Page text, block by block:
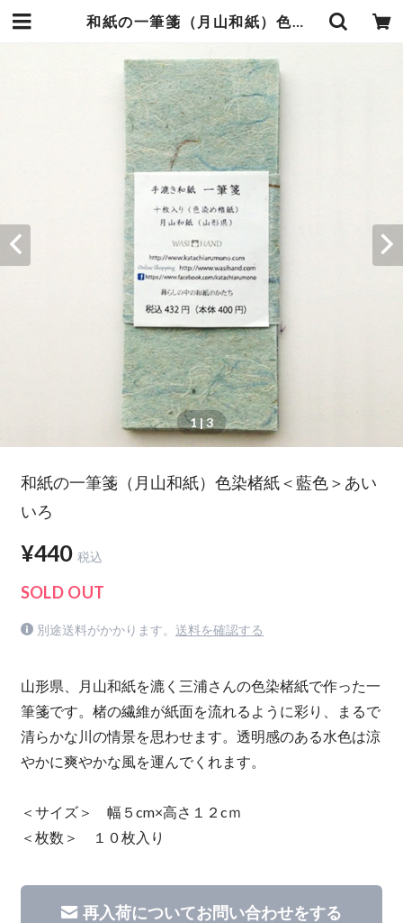
和紙の一筆箋（月山和紙）色染楮紙＜藍色＞あいいろ | 暮らしの中の和紙のかたち
1 | 3
和紙の一筆箋（月山和紙）色染楮紙＜藍色＞あい
いろ
¥440 税込
SOLD OUT
別途送料がかかります。 送料を確認する
山形県、月山和紙を漉く三浦さんの色染楮紙で作った一
筆箋です。楮の繊維が紙面を流れるように彩り、まるで
清らかな川の情景を思わせます。透明感のある水色は涼
やかに爽やかな風を運んでくれます。
＜サイズ＞ 幅５cm×高さ１２cｍ
＜枚数＞ １０枚入り
再入荷についてお問い合わせをする